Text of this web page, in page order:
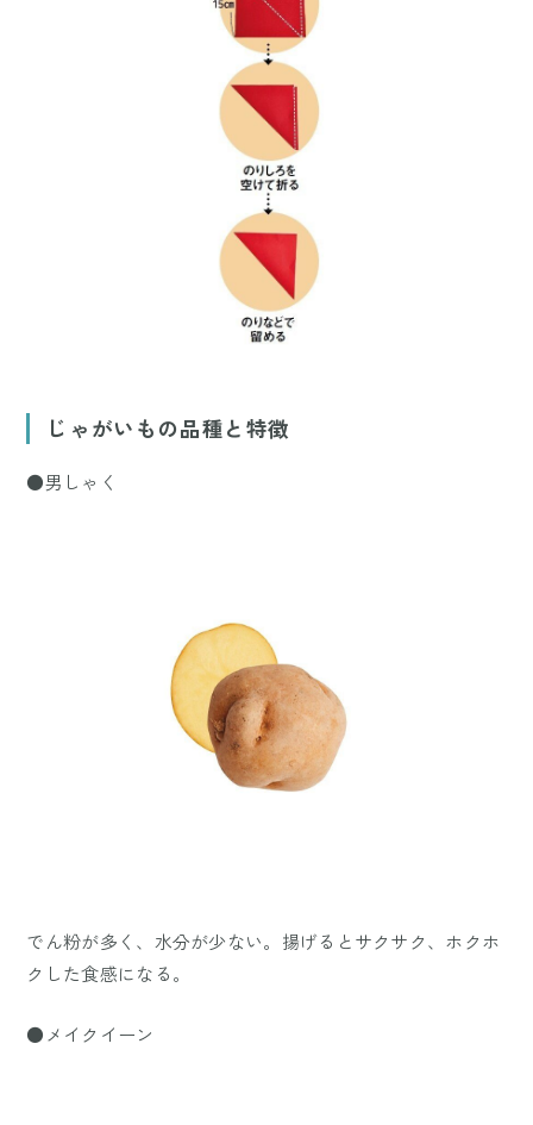
じゃがいもの品種と特徴
●男しゃく
でん粉が多く、水分が少ない。揚げるとサクサク、ホクホ
クした食感になる。
●メイクイーン